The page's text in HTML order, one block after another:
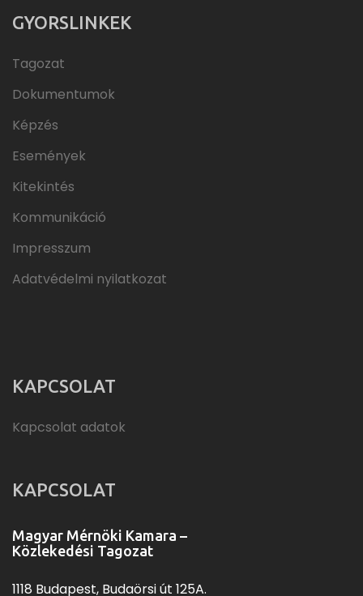
GYORSLINKEK
Tagozat
Dokumentumok
Képzés
Események
Kitekintés
Kommunikáció
Impresszum
Adatvédelmi nyilatkozat
KAPCSOLAT
Kapcsolat adatok
KAPCSOLAT
Magyar Mérnöki Kamara –
Közlekedési Tagozat
1118 Budapest, Budaörsi út 125A.